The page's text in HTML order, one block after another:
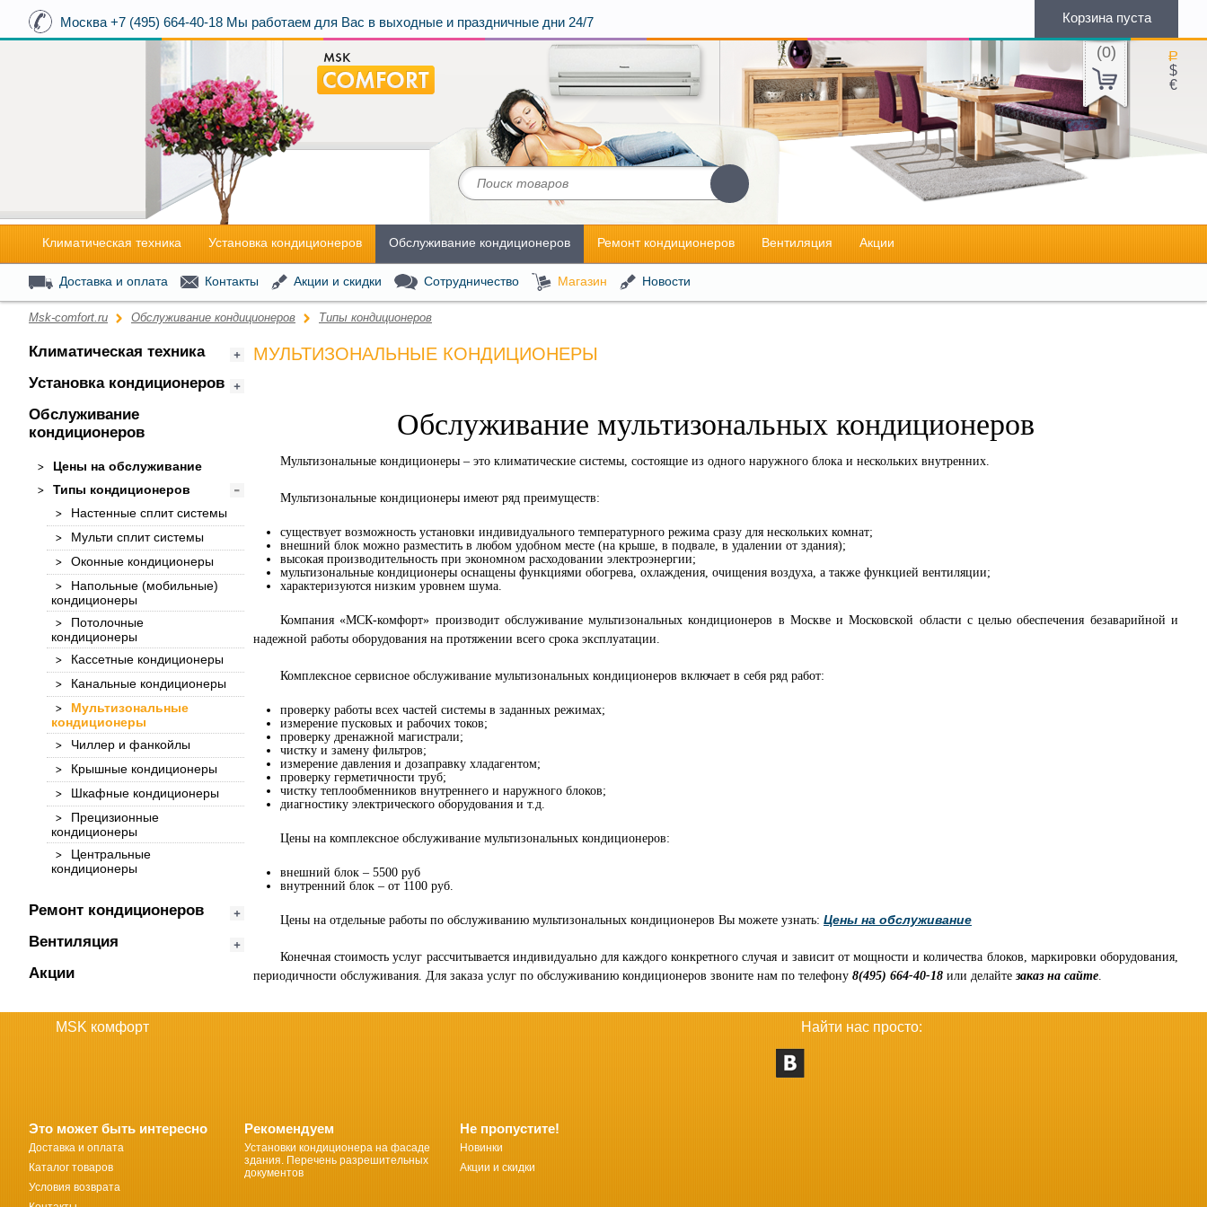
Москва +7 (495) 664-40-18 Мы работаем для Вас в выходные и праздничные дни 24/7 Корзина пуста
(0) Р
$
€
Климатическая техника Установка кондиционеров Обслуживание кондиционеров Ремонт кондиционеров Вентиляция Акции
Доставка и оплата Контакты Акции и скидки Сотрудничество Магазин Новости
Msk-comfort.ru Обслуживание кондиционеров Типы кондиционеров
Климатическая техника
Установка кондиционеров
Обслуживание
кондиционеров
Цены на обслуживание
Типы кондиционеров
Настенные сплит системы
Мульти сплит системы
Оконные кондиционеры
Напольные (мобильные)
кондиционеры
Потолочные
кондиционеры
Кассетные кондиционеры
Канальные кондиционеры
Мультизональные
кондиционеры
Чиллер и фанкойлы
Крышные кондиционеры
Шкафные кондиционеры
Прецизионные
кондиционеры
Центральные
кондиционеры
Ремонт кондиционеров
Вентиляция
Акции
МУЛЬТИЗОНАЛЬНЫЕ КОНДИЦИОНЕРЫ
Обслуживание мультизональных кондиционеров
Мультизональные кондиционеры – это климатические системы, состоящие из одного наружного блока и нескольких внутренних.
Мультизональные кондиционеры имеют ряд преимуществ:
существует возможность установки индивидуального температурного режима сразу для нескольких комнат;
внешний блок можно разместить в любом удобном месте (на крыше, в подвале, в удалении от здания);
высокая производительность при экономном расходовании электроэнергии;
мультизональные кондиционеры оснащены функциями обогрева, охлаждения, очищения воздуха, а также функцией вентиляции;
характеризуются низким уровнем шума.
Компания «МСК-комфорт» производит обслуживание мультизональных кондиционеров в Москве и Московской области с целью обеспечения безаварийной и
надежной работы оборудования на протяжении всего срока эксплуатации.
Комплексное сервисное обслуживание мультизональных кондиционеров включает в себя ряд работ:
проверку работы всех частей системы в заданных режимах;
измерение пусковых и рабочих токов;
проверку дренажной магистрали;
чистку и замену фильтров;
измерение давления и дозаправку хладагентом;
проверку герметичности труб;
чистку теплообменников внутреннего и наружного блоков;
диагностику электрического оборудования и т.д.
Цены на комплексное обслуживание мультизональных кондиционеров:
внешний блок – 5500 руб
внутренний блок – от 1100 руб.
Цены на отдельные работы по обслуживанию мультизональных кондиционеров Вы можете узнать: Цены на обслуживание
Конечная стоимость услуг рассчитывается индивидуально для каждого конкретного случая и зависит от мощности и количества блоков, маркировки оборудования,
периодичности обслуживания. Для заказа услуг по обслуживанию кондиционеров звоните нам по телефону 8(495) 664-40-18 или делайтезаказ на сайте.
MSK комфорт Найти нас просто:
Это может быть интересно
Доставка и оплата
Каталог товаров
Условия возврата
Рекомендуем
Установки кондиционера на фасаде
здания. Перечень разрешительных
документов
Не пропустите!
Новинки
Акции и скидки